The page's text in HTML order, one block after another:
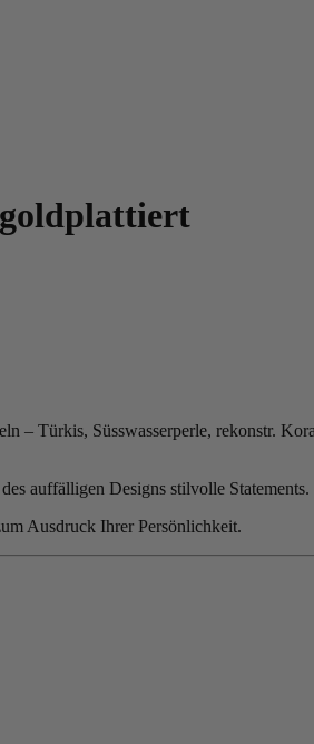
Türkis, Süsswasserperle, rekonstr.
auffälligen Designs stilvolle Statements.
Ausdruck Ihrer Persönlichkeit.